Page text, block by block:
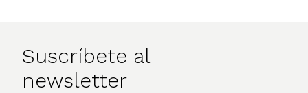
Suscríbete al
newsletter